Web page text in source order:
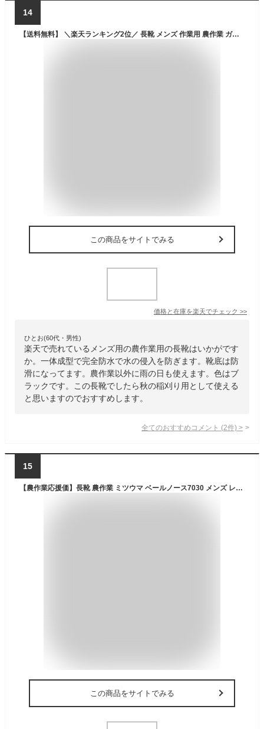
14
【送料無料】 ＼楽天ランキング2位／ 長靴 メンズ 作業用 農作業 ガーデニング 洗車 一体成形 完全防水 PVC レインブーツ 雨 JKP-819
この商品をサイトでみる
価格と在庫を楽天でチェック >>
ひとお(60代・男性)
楽天で売れているメンズ用の農作業用の長靴はいかがです
か。一体成型で完全防水で水の侵入を防ぎます。靴底は防
滑になってます。農作業以外に雨の日も使えます。色はブ
ラックです。この長靴でしたら秋の稲刈り用として使える
と思いますのでおすすめします。
全てのおすすめコメント (2件) >
15
【農作業応援価】長靴 農作業 ミツウマ ベールノース7030 メンズ レディース 農業用長靴 レインブーツ ロング丈 完全防水 春 夏 秋 軽量 フラットソール 収納 クロ カーキ コン オリーブ 23cm-28cm MITSUUMA
この商品をサイトでみる